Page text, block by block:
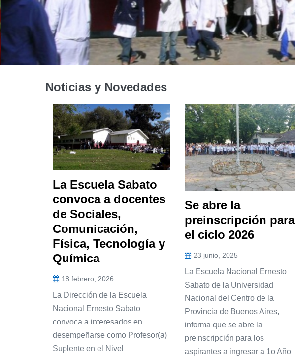
Noticias y Novedades
La Escuela Sabato
convoca a docentes
de Sociales,
Comunicación,
Física, Tecnología y
Química
18 febrero, 2026
La Dirección de la Escuela
Nacional Ernesto Sabato
convoca a interesados en
desempeñarse como Profesor(a)
Suplente en el Nivel
Se abre la
preinscripción para
el ciclo 2026
23 junio, 2025
La Escuela Nacional Ernesto
Sabato de la Universidad
Nacional del Centro de la
Provincia de Buenos Aires,
informa que se abre la
preinscripción para los
aspirantes a ingresar a 1o Año